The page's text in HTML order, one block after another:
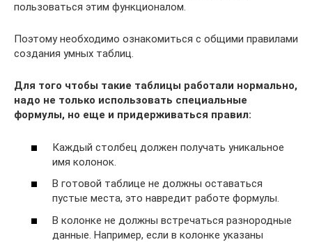
пользоваться этим функционалом.
Поэтому необходимо ознакомиться с общими правилами
создания умных таблиц.
Для того чтобы такие таблицы работали нормально,
надо не только использовать специальные
формулы, но еще и придерживаться правил:
Каждый столбец должен получать уникальное
имя колонок.
В готовой таблице не должны оставаться
пустые места, это навредит работе формулы.
В колонке не должны встречаться разнородные
данные. Например, если в колонке указаны